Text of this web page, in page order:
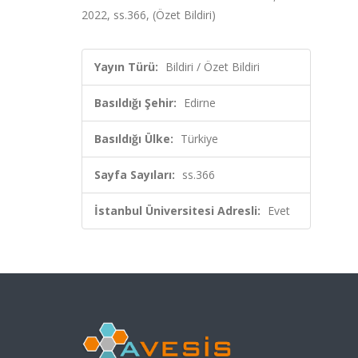
2022, ss.366, (Özet Bildiri)
Yayın Türü: Bildiri / Özet Bildiri
Basıldığı Şehir: Edirne
Basıldığı Ülke: Türkiye
Sayfa Sayıları: ss.366
İstanbul Üniversitesi Adresli: Evet